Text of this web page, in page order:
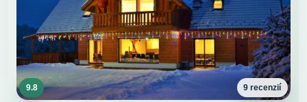
9.8 9 recenzií